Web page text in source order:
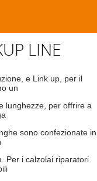
LINE
e Link up, per il
un
lunghezze, per offrire a
sono confezionate in
Per i calzolai riparatori